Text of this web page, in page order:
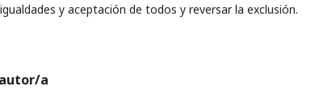
y aceptación de todos y reversar la exclusión.
a